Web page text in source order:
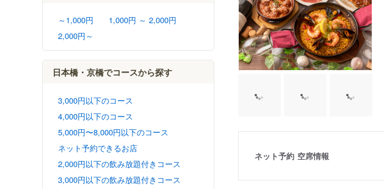
～1,000円
1,000円 ～ 2,000円
2,000円～
日本橋・京橋でコースから探す
3,000円以下のコース
4,000円以下のコース
5,000円〜8,000円以下のコース
ネット予約できるお店
2,000円以下の飲み放題付きコース
3,000円以下の飲み放題付きコース
ネット予約 空席情報